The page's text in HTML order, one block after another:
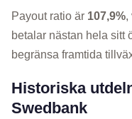
Payout ratio är 107,9%,
betalar nästan hela sitt
begränsa framtida
Historiska
Swedbank